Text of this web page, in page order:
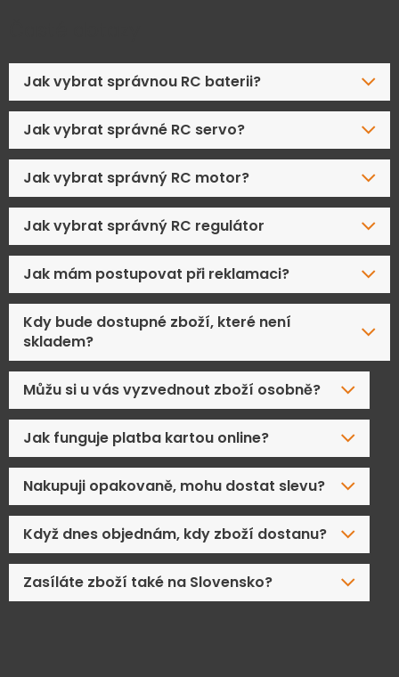
Jak vybrat správnou RC baterii?
Jak vybrat správné RC servo?
Jak vybrat správný RC motor?
Jak vybrat správný RC regulátor
Jak mám postupovat při reklamaci?
Kdy bude dostupné zboží, které není
skladem?
Můžu si u vás vyzvednout zboží osobně?
Jak funguje platba kartou online?
Nakupuji opakovaně, mohu dostat slevu?
Když dnes objednám, kdy zboží dostanu?
Zasíláte zboží také na Slovensko?